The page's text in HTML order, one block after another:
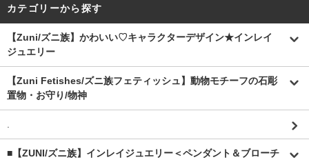
カテゴリーから探す
【Zuni/ズニ族】かわいい♡キャラクターデザイン★インレイ
ジュエリー
【Zuni Fetishes/ズニ族フェティッシュ】動物モチーフの石彫
置物・お守り/物神
.
■【ZUNI/ズニ族】インレイジュエリー＜ペンダント＆ブローチ